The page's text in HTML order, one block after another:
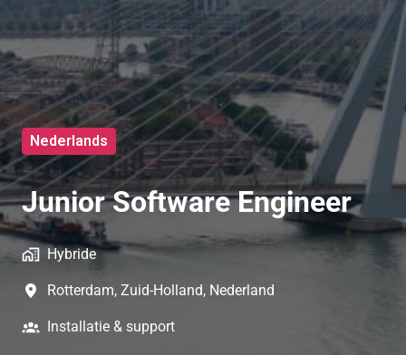
Nederlands
Junior Software Engineer
Hybride
Rotterdam, Zuid-Holland, Nederland
Installatie & support